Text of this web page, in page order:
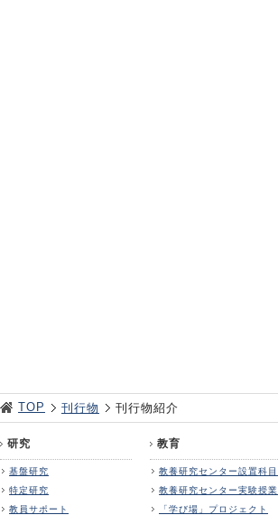
TOP 刊行物 刊行物紹介
研究
基盤研究
特定研究
教員サポート
教育
教養研究センター設置科目
教養研究センター実験授業
「学び場」プロジェクト